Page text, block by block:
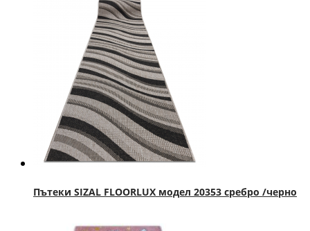
Пътеки SIZAL FLOORLUX модел 20353 сребро /черно